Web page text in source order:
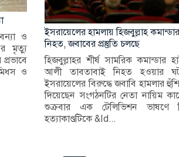
ও
মৃত্যু
ও
ইসরায়েলের হামলায় হিজবুল্লাহ কমান্ডার
নিহত, জবাবের প্রস্তুতি চলছে
হিজবুল্লাহর শীর্ষ সামরিক কমান্ডার
আলী তাবতাবাই নিহত হওয়ার
ইসরায়েলের বিরুদ্ধে জবাবি হামলার
দিয়েছেন সংগঠনটির নেতা নায়িম
শুক্রবার এক টেলিভিশন ভাষণে
হত্যাকাণ্ডটিকে &ld...